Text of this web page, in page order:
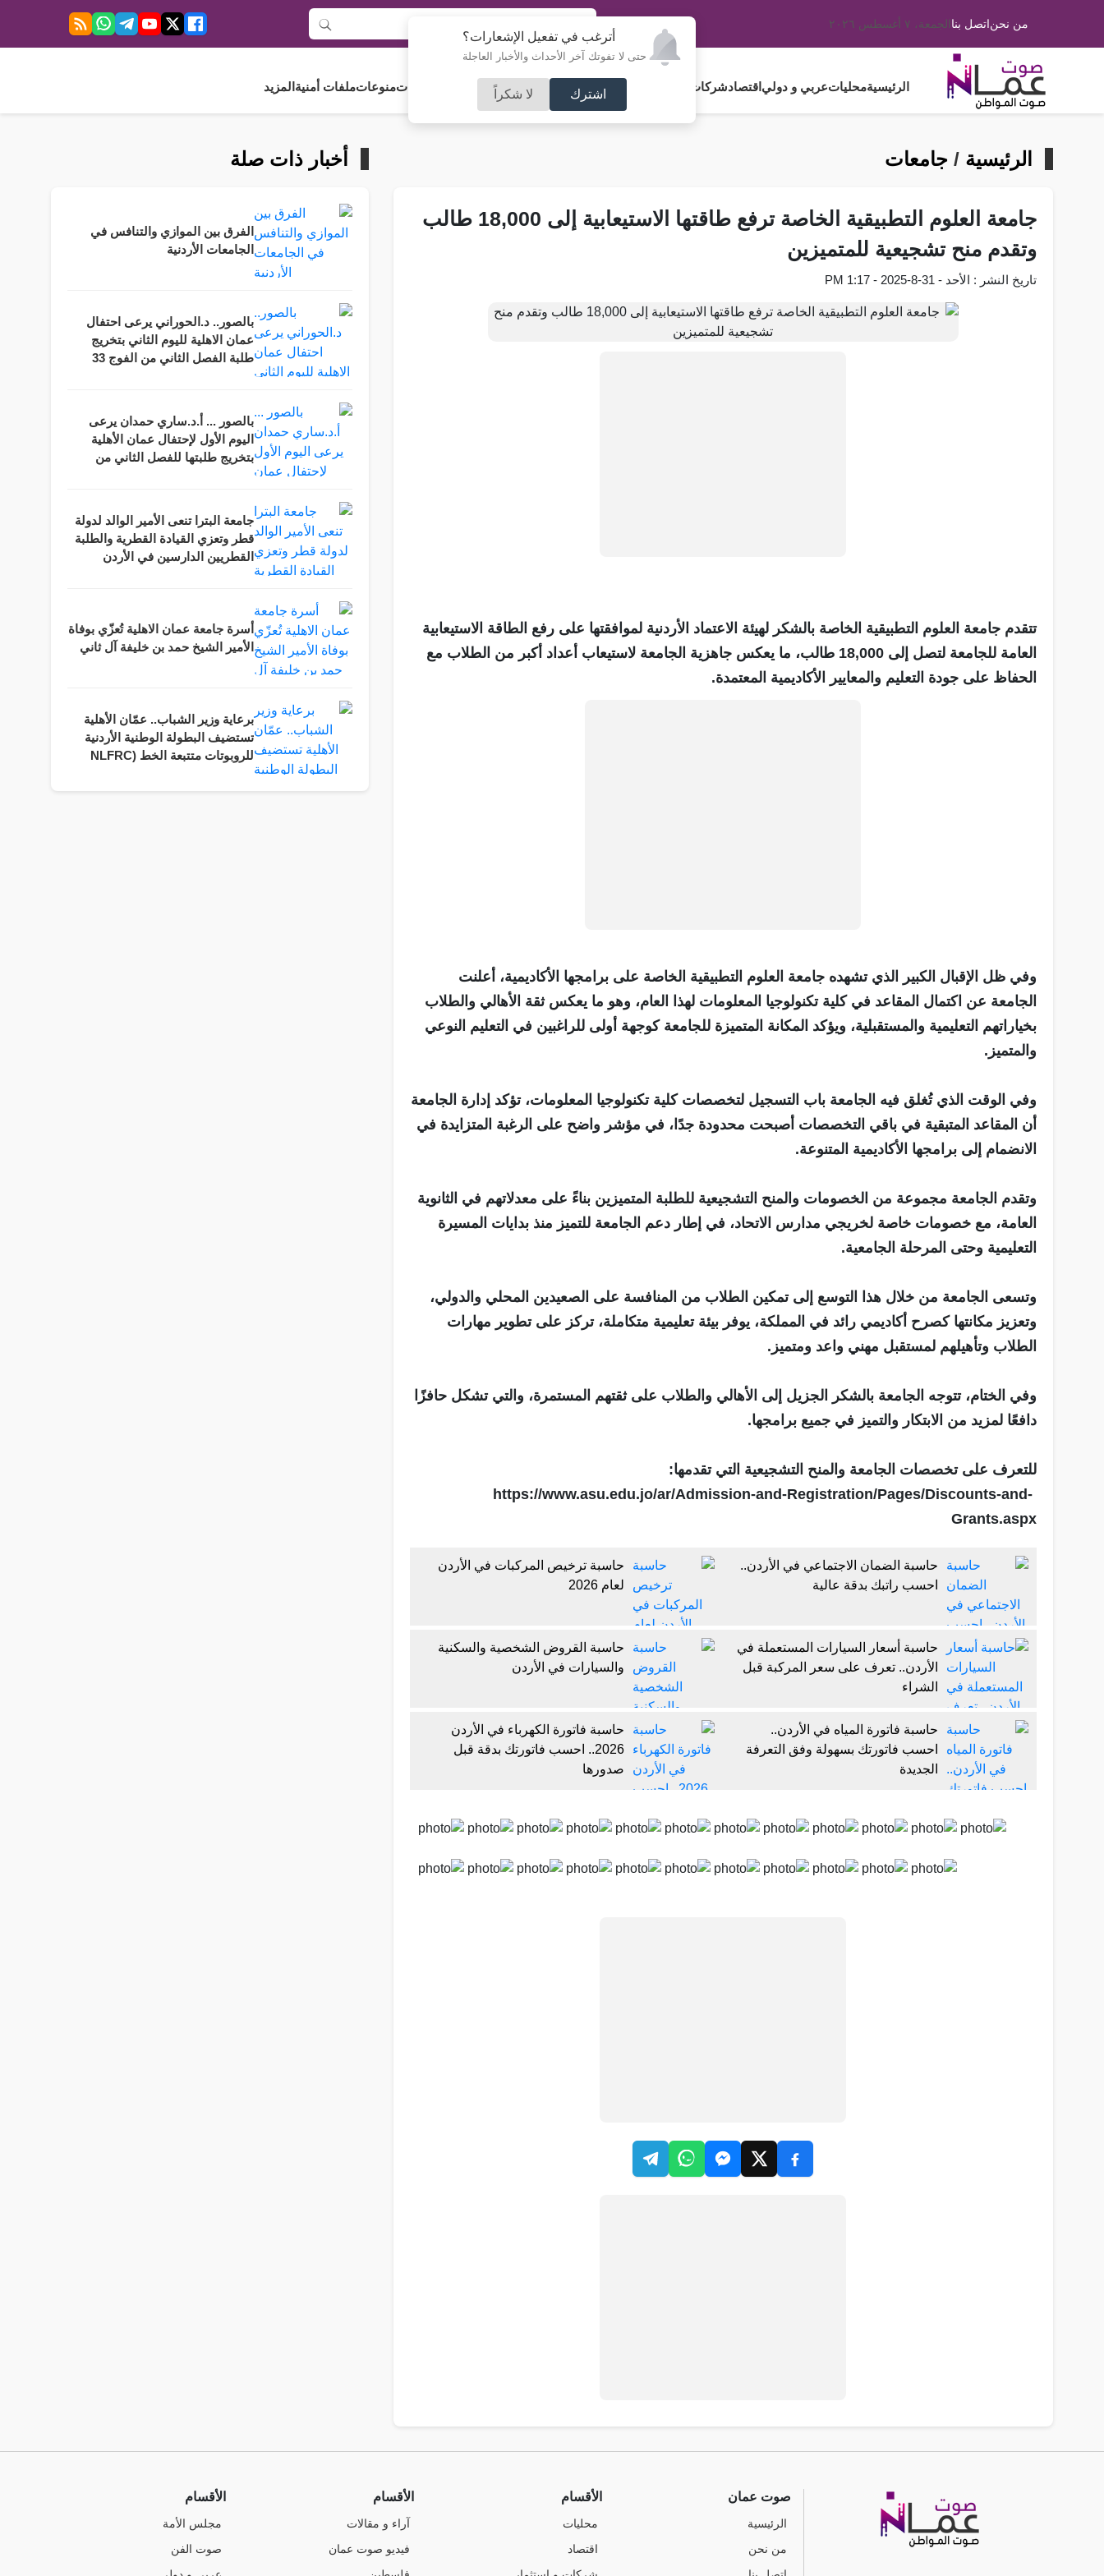
أترغب في تفعيل الإشعارات؟
حتى لا تفوتك آخر الأحداث والأخبار العاجلة
اشترك لا شكراً
من نحناتصل بناالجمعة، ٧ أغسطس ٢٠٢٦
الرئيسيةمحلياتعربي و دولي اقتصادشركات و استثمار فلسطين مجلس الأمةرياضة آراء و مقالات جامعاتمنوعاتملفات أمنية المزيد
الرئيسية / جامعات
جامعة العلوم التطبيقية الخاصة ترفع طاقتها الاستيعابية إلى 18,000 طالب
وتقدم منح تشجيعية للمتميزين
تاريخ النشر : الأحد - 31-8-2025 - 1:17 PM
تتقدم جامعة العلوم التطبيقية الخاصة بالشكر لهيئة الاعتماد الأردنية لموافقتها على رفع الطاقة الاستيعابية
العامة للجامعة لتصل إلى 18,000 طالب، ما يعكس جاهزية الجامعة لاستيعاب أعداد أكبر من الطلاب مع
الحفاظ على جودة التعليم والمعايير الأكاديمية المعتمدة.
وفي ظل الإقبال الكبير الذي تشهده جامعة العلوم التطبيقية الخاصة على برامجها الأكاديمية، أعلنت
الجامعة عن اكتمال المقاعد في كلية تكنولوجيا المعلومات لهذا العام، وهو ما يعكس ثقة الأهالي والطلاب
بخياراتهم التعليمية والمستقبلية، ويؤكد المكانة المتميزة للجامعة كوجهة أولى للراغبين في التعليم النوعي
والمتميز.
وفي الوقت الذي تُغلق فيه الجامعة باب التسجيل لتخصصات كلية تكنولوجيا المعلومات، تؤكد إدارة الجامعة
أن المقاعد المتبقية في باقي التخصصات أصبحت محدودة جدًا، في مؤشر واضح على الرغبة المتزايدة في
الانضمام إلى برامجها الأكاديمية المتنوعة.
وتقدم الجامعة مجموعة من الخصومات والمنح التشجيعية للطلبة المتميزين بناءً على معدلاتهم في الثانوية
العامة، مع خصومات خاصة لخريجي مدارس الاتحاد، في إطار دعم الجامعة للتميز منذ بدايات المسيرة
التعليمية وحتى المرحلة الجامعية.
وتسعى الجامعة من خلال هذا التوسع إلى تمكين الطلاب من المنافسة على الصعيدين المحلي والدولي،
وتعزيز مكانتها كصرح أكاديمي رائد في المملكة، يوفر بيئة تعليمية متكاملة، تركز على تطوير مهارات
الطلاب وتأهيلهم لمستقبل مهني واعد ومتميز.
وفي الختام، تتوجه الجامعة بالشكر الجزيل إلى الأهالي والطلاب على ثقتهم المستمرة، والتي تشكل حافزًا
دافعًا لمزيد من الابتكار والتميز في جميع برامجها.
للتعرف على تخصصات الجامعة والمنح التشجيعية التي تقدمها:
https://www.asu.edu.jo/ar/Admission-and-Registration/Pages/Discounts-and-
Grants.aspx
حاسبة الضمان الاجتماعي في الأردن..
احسب راتبك بدقة عالية
حاسبة ترخيص المركبات في الأردن
لعام 2026
حاسبة أسعار السيارات المستعملة في
الأردن.. تعرف على سعر المركبة قبل
الشراء
حاسبة القروض الشخصية والسكنية
والسيارات في الأردن
حاسبة فاتورة المياه في الأردن..
احسب فاتورتك بسهولة وفق التعرفة
الجديدة
حاسبة فاتورة الكهرباء في الأردن
2026.. احسب فاتورتك بدقة قبل
صدورها
أخبار ذات صلة
الفرق بين الموازي والتنافس في
الجامعات الأردنية
بالصور.. د.الحوراني يرعى احتفال
عمان الاهلية لليوم الثاني بتخريج
طلبة الفصل الثاني من الفوج 33
بالصور ... أ.د.ساري حمدان يرعى
اليوم الأول لإحتفال عمان الأهلية
بتخريج طلبتها للفصل الثاني من
جامعة البترا تنعى الأمير الوالد لدولة
قطر وتعزي القيادة القطرية والطلبة
القطريين الدارسين في الأردن
أسرة جامعة عمان الاهلية تُعزّي بوفاة
الأمير الشيخ حمد بن خليفة آل ثاني
برعاية وزير الشباب.. عمّان الأهلية
تستضيف البطولة الوطنية الأردنية
للروبوتات متتبعة الخط (NLFRC
صوت عمان
الرئيسية
من نحن
الأقسام
محليات
اقتصاد
الأقسام
آراء و مقالات
فيديو صوت عمان
الأقسام
مجلس الأمة
صوت الفن